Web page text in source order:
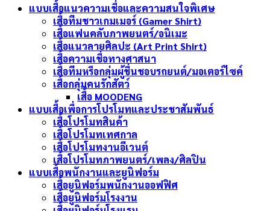
แบบเสื้อแนวความเชื่อและความสนใจพิเศษ
เสื้อทีมชาวเกมเมอร์ (Gamer Shirt)
เสื้อแฟนคลับภาพยนตร์/อนิเมะ
เสื้อแนวลายศิลปะ (Art Print Shirt)
เสื้อความเชื่อทางศาสนา
เสื้อทีมหรือกลุ่มผู้ชื่นชอบรถยนต์/มอเตอร์ไซค์
เสื้อกลุ่มคนรักสัตว์
เสื้อ MOODENG
แบบเสื้อเพื่อการโปรโมทและประชาสัมพันธ์
เสื้อโปรโมทสินค้า
เสื้อโปรโมทเทศกาล
เสื้อโปรโมทงานอีเวนต์
เสื้อโปรโมทภาพยนตร์/เพลง/ศิลปิน
แบบเสื้อพนักงานและยูนิฟอร์ม
เสื้อยูนิฟอร์มพนักงานออฟฟิศ
เสื้อยูนิฟอร์มโรงงาน